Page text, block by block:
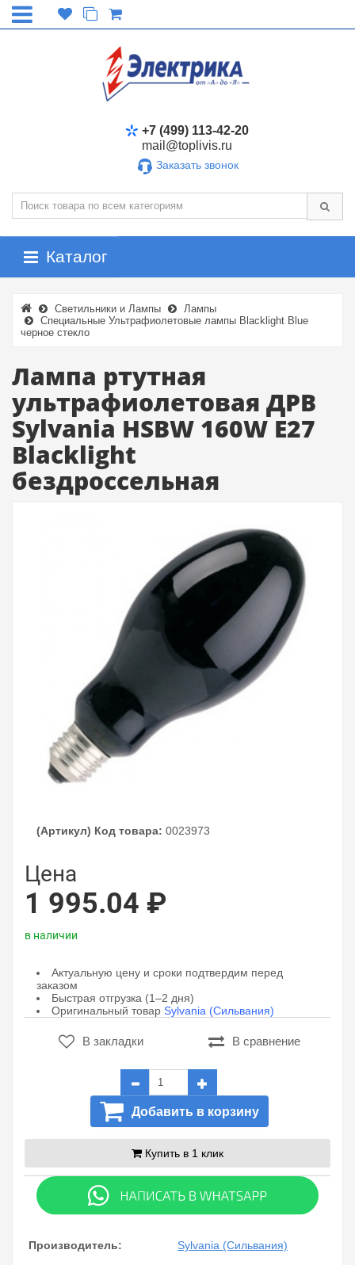
+7 (499) 113-42-20
mail@toplivis.ru
Заказать звонок
Каталог
Светильники и Лампы
Лампы
Специальные Ультрафиолетовые лампы Blacklight Blue
черное стекло
Лампа ртутная
ультрафиолетовая ДРВ
Sylvania HSBW 160W E27
Blacklight
бездроссельная
(Артикул) Код товара: 0023973
Цена
1 995.04 ₽
в наличии
Актуальную цену и сроки подтвердим перед
заказом
Быстрая отгрузка (1–2 дня)
Оригинальный товар Sylvania (Сильвания)
В закладки В сравнение
Добавить в корзину
Купить в 1 клик
Производитель: Sylvania (Сильвания)